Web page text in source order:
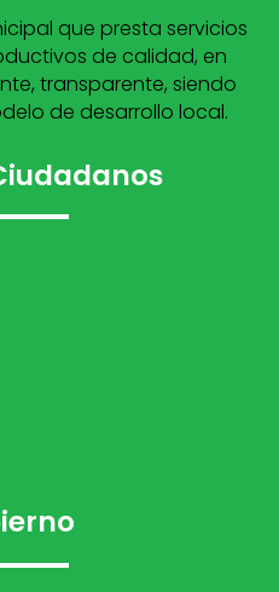
que presta servicios
de calidad, en
transparente, siendo
de desarrollo local.